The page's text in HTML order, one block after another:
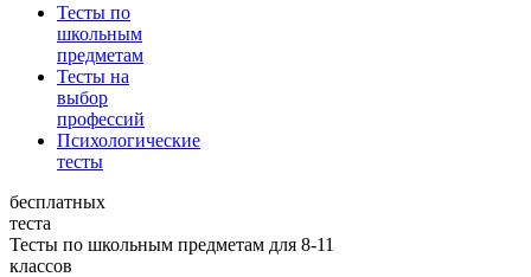
Тесты по
школьным
предметам
Тесты на
выбор
профессий
Психологические
тесты
бесплатных
теста
Тесты по школьным предметам для 8-11
классов